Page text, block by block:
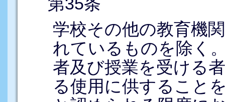
学校その他の教育機
れているものを除く
者及び授業を受ける
る使用に供すること